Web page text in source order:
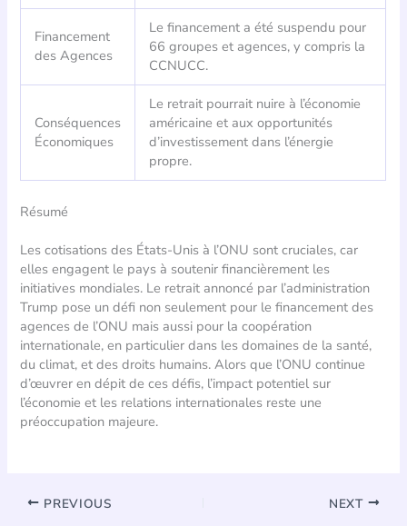
Financement
des Agences
Le financement a été suspendu pour
66 groupes et agences, y compris la
CCNUCC.
Conséquences
Économiques
Le retrait pourrait nuire à l’économie
américaine et aux opportunités
d’investissement dans l’énergie
propre.
Résumé
Les cotisations des États-Unis à l’ONU sont cruciales, car
elles engagent le pays à soutenir financièrement les
initiatives mondiales. Le retrait annoncé par l’administration
Trump pose un défi non seulement pour le financement des
agences de l’ONU mais aussi pour la coopération
internationale, en particulier dans les domaines de la santé,
du climat, et des droits humains. Alors que l’ONU continue
d’œuvrer en dépit de ces défis, l’impact potentiel sur
l’économie et les relations internationales reste une
préoccupation majeure.
PREVIOUS NEXT